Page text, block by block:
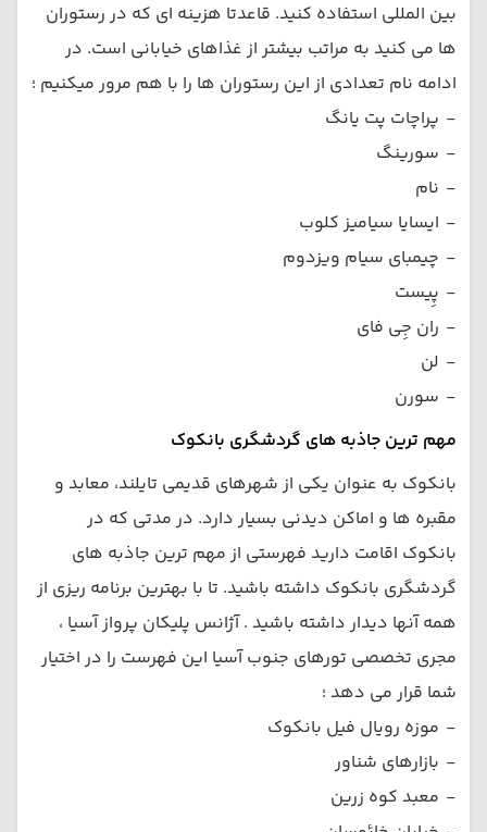
بین المللی استفاده کنید. قاعدتا هزینه ای که در رستوران
ها می کنید به مراتب بیشتر از غذاهای خیابانی است. در
ادامه نام تعدادی از این رستوران ها را با هم مرور میکنیم ؛
- پراچات پت یانگ
- سورینگ
- نام
- ایسایا سیامیز کلوب
- چیمبای سیام ویزدوم
- پِیست
- ران جِی فای
- لن
- سورن
مهم ترین جاذبه های گردشگری بانکوک
بانکوک به عنوان یکی از شهرهای قدیمی تایلند، معابد و
مقبره ها و اماکن دیدنی بسیار دارد. در مدتی که در
بانکوک اقامت دارید فهرستی از مهم ترین جاذبه های
گردشگری بانکوک داشته باشید. تا با بهترین برنامه ریزی از
همه آنها دیدار داشته باشید . آژانس پلیکان پرواز آسیا ،
مجری تخصصی تورهای جنوب آسیا این فهرست را در اختیار
شما قرار می دهد ؛
- موزه رویال فیل بانکوک
- بازارهای شناور
- معبد کوه زرین